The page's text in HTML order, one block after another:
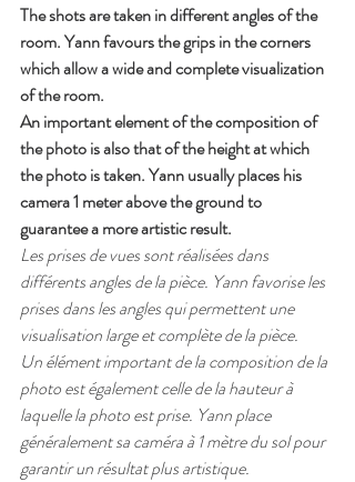
The shots are taken in different angles of the
room. Yann favours the grips in the corners
which allow a wide and complete visualization
of the room.
An important element of the composition of
the photo is also that of the height at which
the photo is taken. Yann usually places his
camera 1 meter above the ground to
guarantee a more artistic result.
Les prises de vues sont réalisées dans
différents angles de la pièce. Yann favorise les
prises dans les angles qui permettent une
visualisation large et complète de la pièce.
Un élément important de la composition de la
photo est également celle de la hauteur à
laquelle la photo est prise. Yann place
généralement sa caméra à 1 mètre du sol pour
garantir un résultat plus artistique.